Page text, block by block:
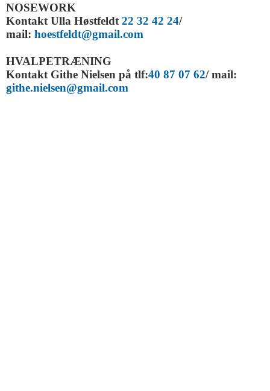
NOSEWORK
Kontakt Ulla Høstfeldt 22 32 42 24/
mail: hoestfeldt@gmail.com
HVALPETRÆNING
Kontakt Githe Nielsen på tlf:40 87 07 62/ mail:
githe.nielsen@gmail.com